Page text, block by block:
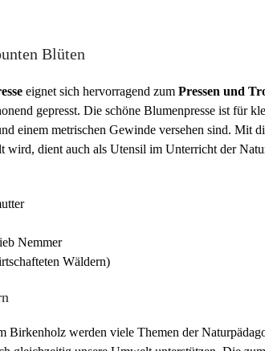
Blüten
eignet sich hervorragend zum Pressen und
gepresst. Die schöne Blumenpresse ist
einem metrischen Gewinde versehen sind. Mit
wird, dient auch als Utensil im Unterricht der
Nemmer
Wäldern)
Birkenholz werden viele Themen der